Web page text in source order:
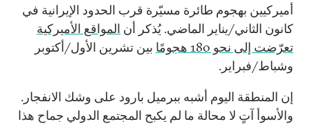
أميركيين بهجوم طائرة مسيّرة قرب الحدود الإيرانية في
كانون الثاني/يناير الماضي. يُذكر أن المواقع الأميركية
تعرّضت إلى نحو 180 هجومًا
بين تشرين الأول/أكتوبر
وشباط/فبراير.
إن المنطقة اليوم أشبه ببرميل بارود على وشك الانفجار.
والأسوأ آتٍ لا محالة ما لم يكبح المجتمع الدولي جماح هذا